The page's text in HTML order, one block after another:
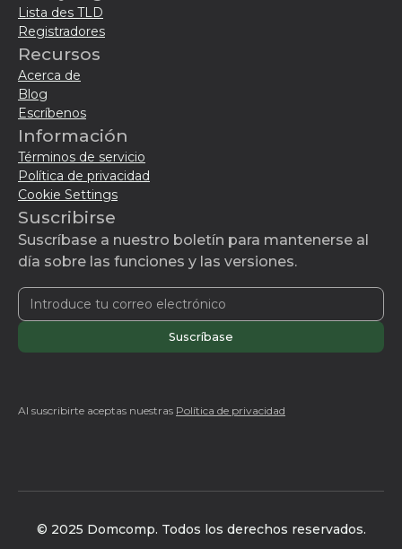
Lista des TLD
Registradores
Recursos
Acerca de
Blog
Escríbenos
Información
Términos de servicio
Política de privacidad
Cookie Settings
Suscribirse
Suscríbase a nuestro boletín para mantenerse al
día sobre las funciones y las versiones.
Al suscribirte aceptas nuestras Política de privacidad
© 2025 Domcomp. Todos los derechos reservados.